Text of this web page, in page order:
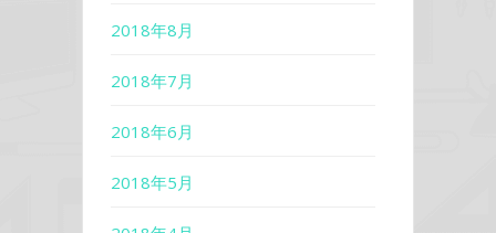
2018年8月
2018年7月
2018年6月
2018年5月